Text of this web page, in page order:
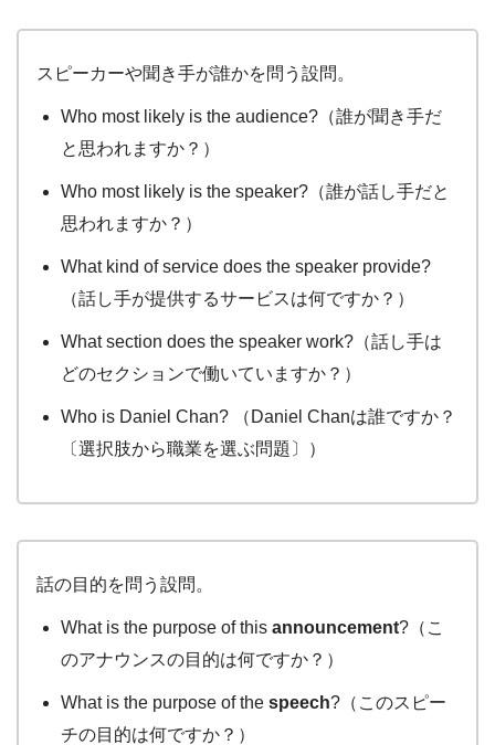
スピーカーや聞き手が誰かを問う設問。
Who most likely is the audience?（誰が聞き手だ
と思われますか？）
Who most likely is the speaker?（誰が話し手だと
思われますか？）
What kind of service does the speaker provide?
（話し手が提供するサービスは何ですか？）
What section does the speaker work?（話し手は
どのセクションで働いていますか？）
Who is Daniel Chan? （Daniel Chanは誰ですか？
〔選択肢から職業を選ぶ問題〕）
話の目的を問う設問。
What is the purpose of thisannouncement?（こ
のアナウンスの目的は何ですか？）
What is the purpose of thespeech?（このスピー
チの目的は何ですか？）